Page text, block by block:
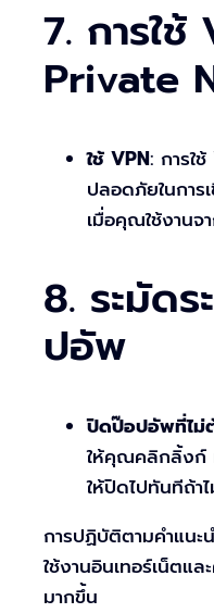
7. การใ
Private
ใช้ VPN: การใ
ปลอดภัยในการ
เมื่อคุณใช้งานจ
8. ระมัด
ปอัพ
ปิดป๊อปอัพที่ไม่
ให้คุณคลิกลิ้งก์
ให้ปิดไปทันทีถ้า
การปฏิบัติตามคำแนะ
ใช้งานอินเทอร์เน็ตแ
มากขึ้น